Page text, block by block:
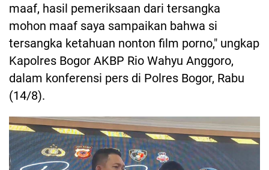
maaf, hasil pemeriksaan dari tersangka
mohon maaf saya sampaikan bahwa si
tersangka ketahuan nonton film porno," ungkap
Kapolres Bogor AKBP Rio Wahyu Anggoro,
dalam konferensi pers di Polres Bogor, Rabu
(14/8).